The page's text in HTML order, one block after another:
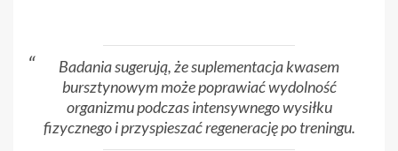
Badania sugerują, że suplementacja kwasem
bursztynowym może poprawiać wydolność
organizmu podczas intensywnego wysiłku
fizycznego i przyspieszać regenerację po treningu.